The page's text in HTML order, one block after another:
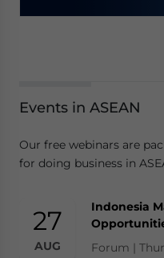
Events in ASEAN
Our free webinars are
for doing business in
27
AUG
Indonesia
Forum |